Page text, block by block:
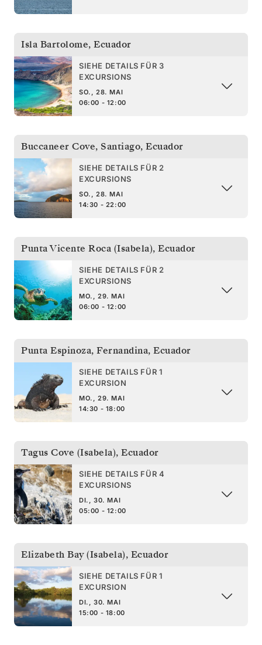
Isla Bartolome, Ecuador
SIEHE DETAILS FÜR 3
EXCURSIONS
SO., 28. MAI
06:00 - 12:00
Buccaneer Cove, Santiago, Ecuador
SIEHE DETAILS FÜR 2
EXCURSIONS
SO., 28. MAI
14:30 - 22:00
Punta Vicente Roca (Isabela), Ecuador
SIEHE DETAILS FÜR 2
EXCURSIONS
MO., 29. MAI
06:00 - 12:00
Punta Espinoza, Fernandina, Ecuador
SIEHE DETAILS FÜR 1
EXCURSION
MO., 29. MAI
14:30 - 18:00
Tagus Cove (Isabela), Ecuador
SIEHE DETAILS FÜR 4
EXCURSIONS
DI., 30. MAI
05:00 - 12:00
Elizabeth Bay (Isabela), Ecuador
SIEHE DETAILS FÜR 1
EXCURSION
DI., 30. MAI
15:00 - 18:00